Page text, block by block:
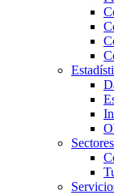
Sectores